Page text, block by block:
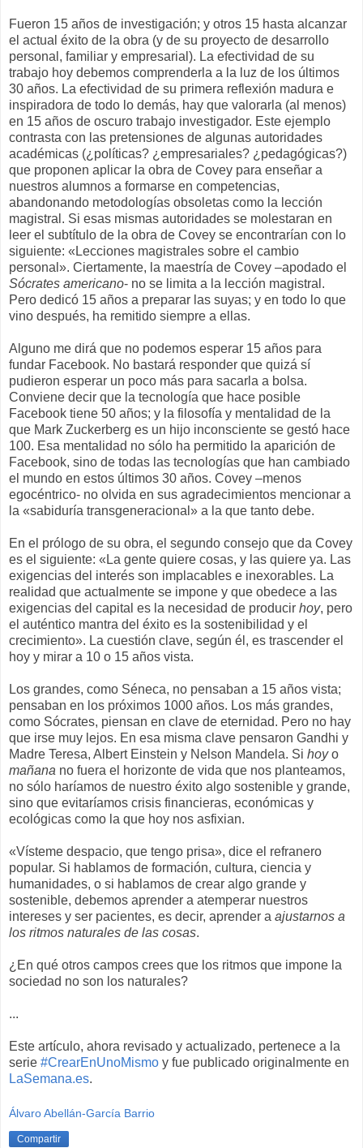
Fueron 15 años de investigación; y otros 15 hasta alcanzar
el actual éxito de la obra (y de su proyecto de desarrollo
personal, familiar y empresarial). La efectividad de su
trabajo hoy debemos comprenderla a la luz de los últimos
30 años. La efectividad de su primera reflexión madura e
inspiradora de todo lo demás, hay que valorarla (al menos)
en 15 años de oscuro trabajo investigador. Este ejemplo
contrasta con las pretensiones de algunas autoridades
académicas (¿políticas? ¿empresariales? ¿pedagógicas?)
que proponen aplicar la obra de Covey para enseñar a
nuestros alumnos a formarse en competencias,
abandonando metodologías obsoletas como la lección
magistral. Si esas mismas autoridades se molestaran en
leer el subtítulo de la obra de Covey se encontrarían con lo
siguiente: «Lecciones magistrales sobre el cambio
personal». Ciertamente, la maestría de Covey –apodado el
Sócrates americano- no se limita a la lección magistral.
Pero dedicó 15 años a preparar las suyas; y en todo lo que
vino después, ha remitido siempre a ellas.
Alguno me dirá que no podemos esperar 15 años para
fundar Facebook. No bastará responder que quizá sí
pudieron esperar un poco más para sacarla a bolsa.
Conviene decir que la tecnología que hace posible
Facebook tiene 50 años; y la filosofía y mentalidad de la
que Mark Zuckerberg es un hijo inconsciente se gestó hace
100. Esa mentalidad no sólo ha permitido la aparición de
Facebook, sino de todas las tecnologías que han cambiado
el mundo en estos últimos 30 años. Covey –menos
egocéntrico- no olvida en sus agradecimientos mencionar a
la «sabiduría transgeneracional» a la que tanto debe.
En el prólogo de su obra, el segundo consejo que da Covey
es el siguiente: «La gente quiere cosas, y las quiere ya. Las
exigencias del interés son implacables e inexorables. La
realidad que actualmente se impone y que obedece a las
exigencias del capital es la necesidad de producir hoy, pero
el auténtico mantra del éxito es la sostenibilidad y el
crecimiento». La cuestión clave, según él, es trascender el
hoy y mirar a 10 o 15 años vista.
Los grandes, como Séneca, no pensaban a 15 años vista;
pensaban en los próximos 1000 años. Los más grandes,
como Sócrates, piensan en clave de eternidad. Pero no hay
que irse muy lejos. En esa misma clave pensaron Gandhi y
Madre Teresa, Albert Einstein y Nelson Mandela. Si hoyo
mañana no fuera el horizonte de vida que nos planteamos,
no sólo haríamos de nuestro éxito algo sostenible y grande,
sino que evitaríamos crisis financieras, económicas y
ecológicas como la que hoy nos asfixian.
«Vísteme despacio, que tengo prisa», dice el refranero
popular. Si hablamos de formación, cultura, ciencia y
humanidades, o si hablamos de crear algo grande y
sostenible, debemos aprender a atemperar nuestros
intereses y ser pacientes, es decir, aprender a ajustarnos a
los ritmos naturales de las cosas.
¿En qué otros campos crees que los ritmos que impone la
sociedad no son los naturales?
...
Este artículo, ahora revisado y actualizado, pertenece a la
serie #CrearEnUnoMismo y fue publicado originalmente en
LaSemana.es.
Álvaro Abellán-García Barrio
Compartir